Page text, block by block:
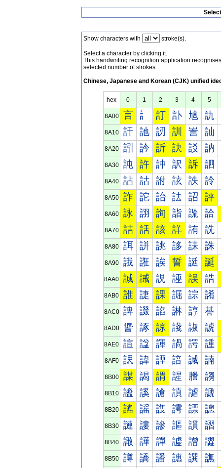
Show characters with stroke(s).
Select a character by clicking it.
This handwriting recognition application
selected number of strokes.
Chinese, Japanese and Korean (CJK) unified
hex 0 1 2 3 4 5
8A00 言 訁 訂 訃 訄 訅
8A10 訐 訑 訒 訓 訔 訕
8A20 訠 訡 訢 訣 訤 訥
8A30 訰 許 訲 訳 訴 訵
8A40 詀 詁 詂 詃 詄 詅
8A50 詐 詑 詒 詓 詔 評
8A60 詠 詡 詢 詣 詤 詥
8A70 詰 話 該 詳 詴 詵
8A80 誀 誁 誂 誃 誄 誅
8A90 誐 誑 誒 誓 誔 誕
8AA0 誠 誡 誢 誣 誤 誥
8AB0 誰 誱 課 誳 誴 誵
8AC0 諀 諁 諂 諃 諄 諅
8AD0 諐 諑 諒 諓 諔 諕
8AE0 諠 諡 諢 諣 諤 諥
8AF0 諰 諱 諲 諳 諴 諵
8B00 謀 謁 謂 謃 謄 謅
8B10 謐 謑 謒 謓 謔 謕
8B20 謠 謡 謢 謣 謤 謥
8B30 謰 謱 謲 謳 謴 謵
8B40 譀 譁 譂 譃 譄 譅
8B50 譐 譑 譒 譓 譔 譕